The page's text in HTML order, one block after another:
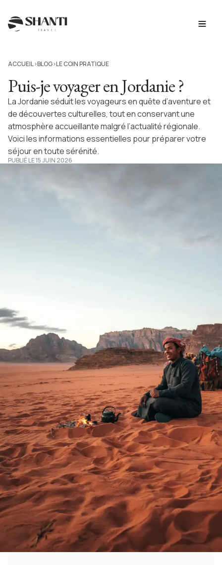
ACCUEIL>BLOG>LE COIN PRATIQUE
Puis-je voyager en Jordanie ?
La Jordanie séduit les voyageurs en quête d’aventure et
de découvertes culturelles, tout en conservant une
atmosphère accueillante malgré l’actualité régionale.
Voici les informations essentielles pour préparer votre
séjour en toute sérénité.
PUBLIÉ LE 15 JUIN 2026